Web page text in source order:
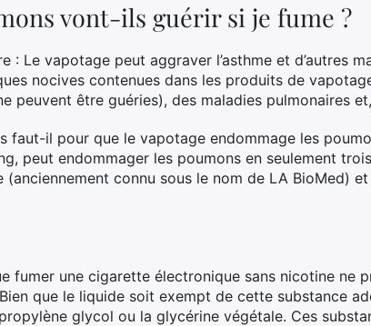
vont-ils guérir si je fume ?
: Le vapotage peut aggraver l’asthme et d’autres
nocives contenues dans les produits de
peuvent être guéries), des maladies pulmonaires
faut-il pour que le vapotage endommage les
peut endommager les poumons en seulement
connu sous le nom de LA BioMed) et
fumer une cigarette électronique sans nicotine ne
que le liquide soit exempt de cette substance
glycol ou la glycérine végétale. Ces